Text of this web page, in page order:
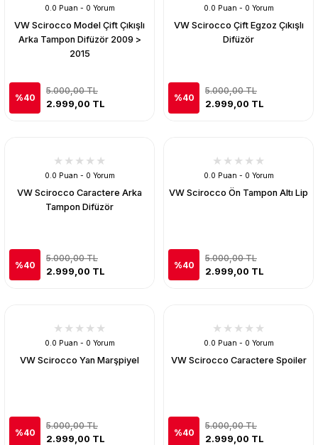
0.0 Puan - 0 Yorum
VW Scirocco Model Çift Çıkışlı
Arka Tampon Difüzör 2009 >
2015
%40
5.000,00 TL
2.999,00 TL
0.0 Puan - 0 Yorum
VW Scirocco Çift Egzoz Çıkışlı
Difüzör
%40
5.000,00 TL
2.999,00 TL
0.0 Puan - 0 Yorum
VW Scirocco Caractere Arka
Tampon Difüzör
%40
5.000,00 TL
2.999,00 TL
0.0 Puan - 0 Yorum
VW Scirocco Ön Tampon Altı Lip
%40
5.000,00 TL
2.999,00 TL
0.0 Puan - 0 Yorum
VW Scirocco Yan Marşpiyel
%40
5.000,00 TL
2.999,00 TL
0.0 Puan - 0 Yorum
VW Scirocco Caractere Spoiler
%40
5.000,00 TL
2.999,00 TL